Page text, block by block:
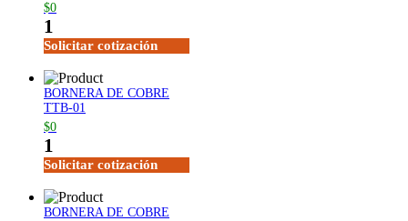
$0
1
Solicitar cotización
BORNERA DE COBRE
TTB-01
$0
1
Solicitar cotización
BORNERA DE COBRE